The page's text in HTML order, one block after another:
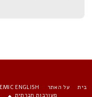
על האתר ENGLISH
מעורבות חברתית